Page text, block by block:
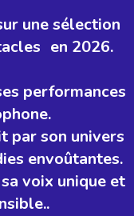
une sélection
en 2026.
performances
par son univers
envoûtantes.
voix unique et